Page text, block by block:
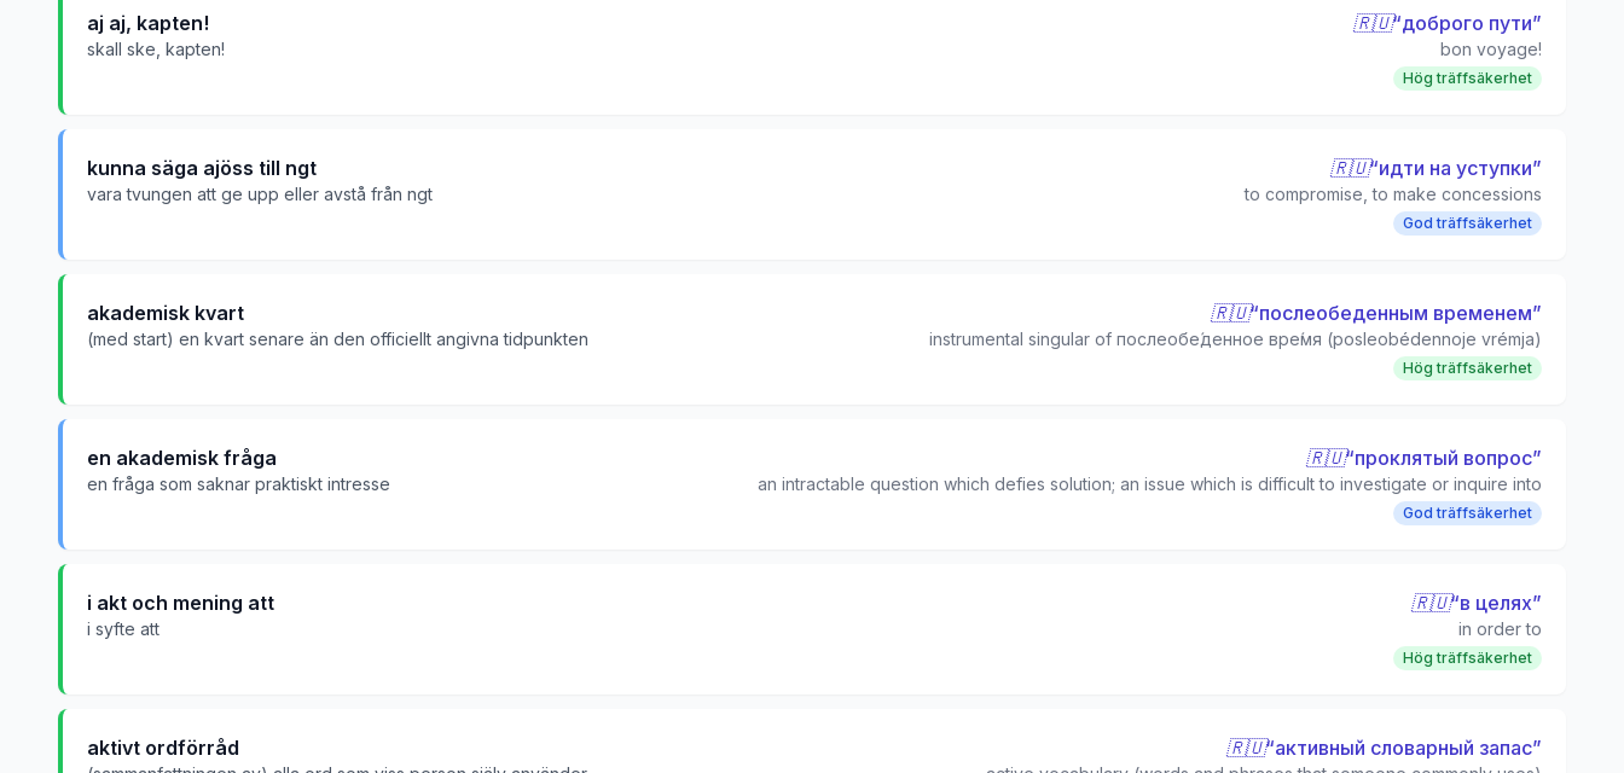
aj aj, kapten!
skall ske, kapten!
🇷🇺“доброго пути”
bon voyage!
Hög träffsäkerhet
kunna säga ajöss till ngt
vara tvungen att ge upp eller avstå från ngt
🇷🇺“идти на уступки”
to compromise, to make concessions
God träffsäkerhet
akademisk kvart
(med start) en kvart senare än den officiellt angivna tidpunkten
🇷🇺“послеобеденным временем”
instrumental singular of послеобе́денное вре́мя (posleobédennoje vrémja)
Hög träffsäkerhet
en akademisk fråga
en fråga som saknar praktiskt intresse
🇷🇺“проклятый вопрос”
an intractable question which defies solution; an issue which is difficult to investigate or inquire into
God träffsäkerhet
i akt och mening att
i syfte att
🇷🇺“в целях”
in order to
Hög träffsäkerhet
aktivt ordförråd 🇷🇺“активный словарный запас”